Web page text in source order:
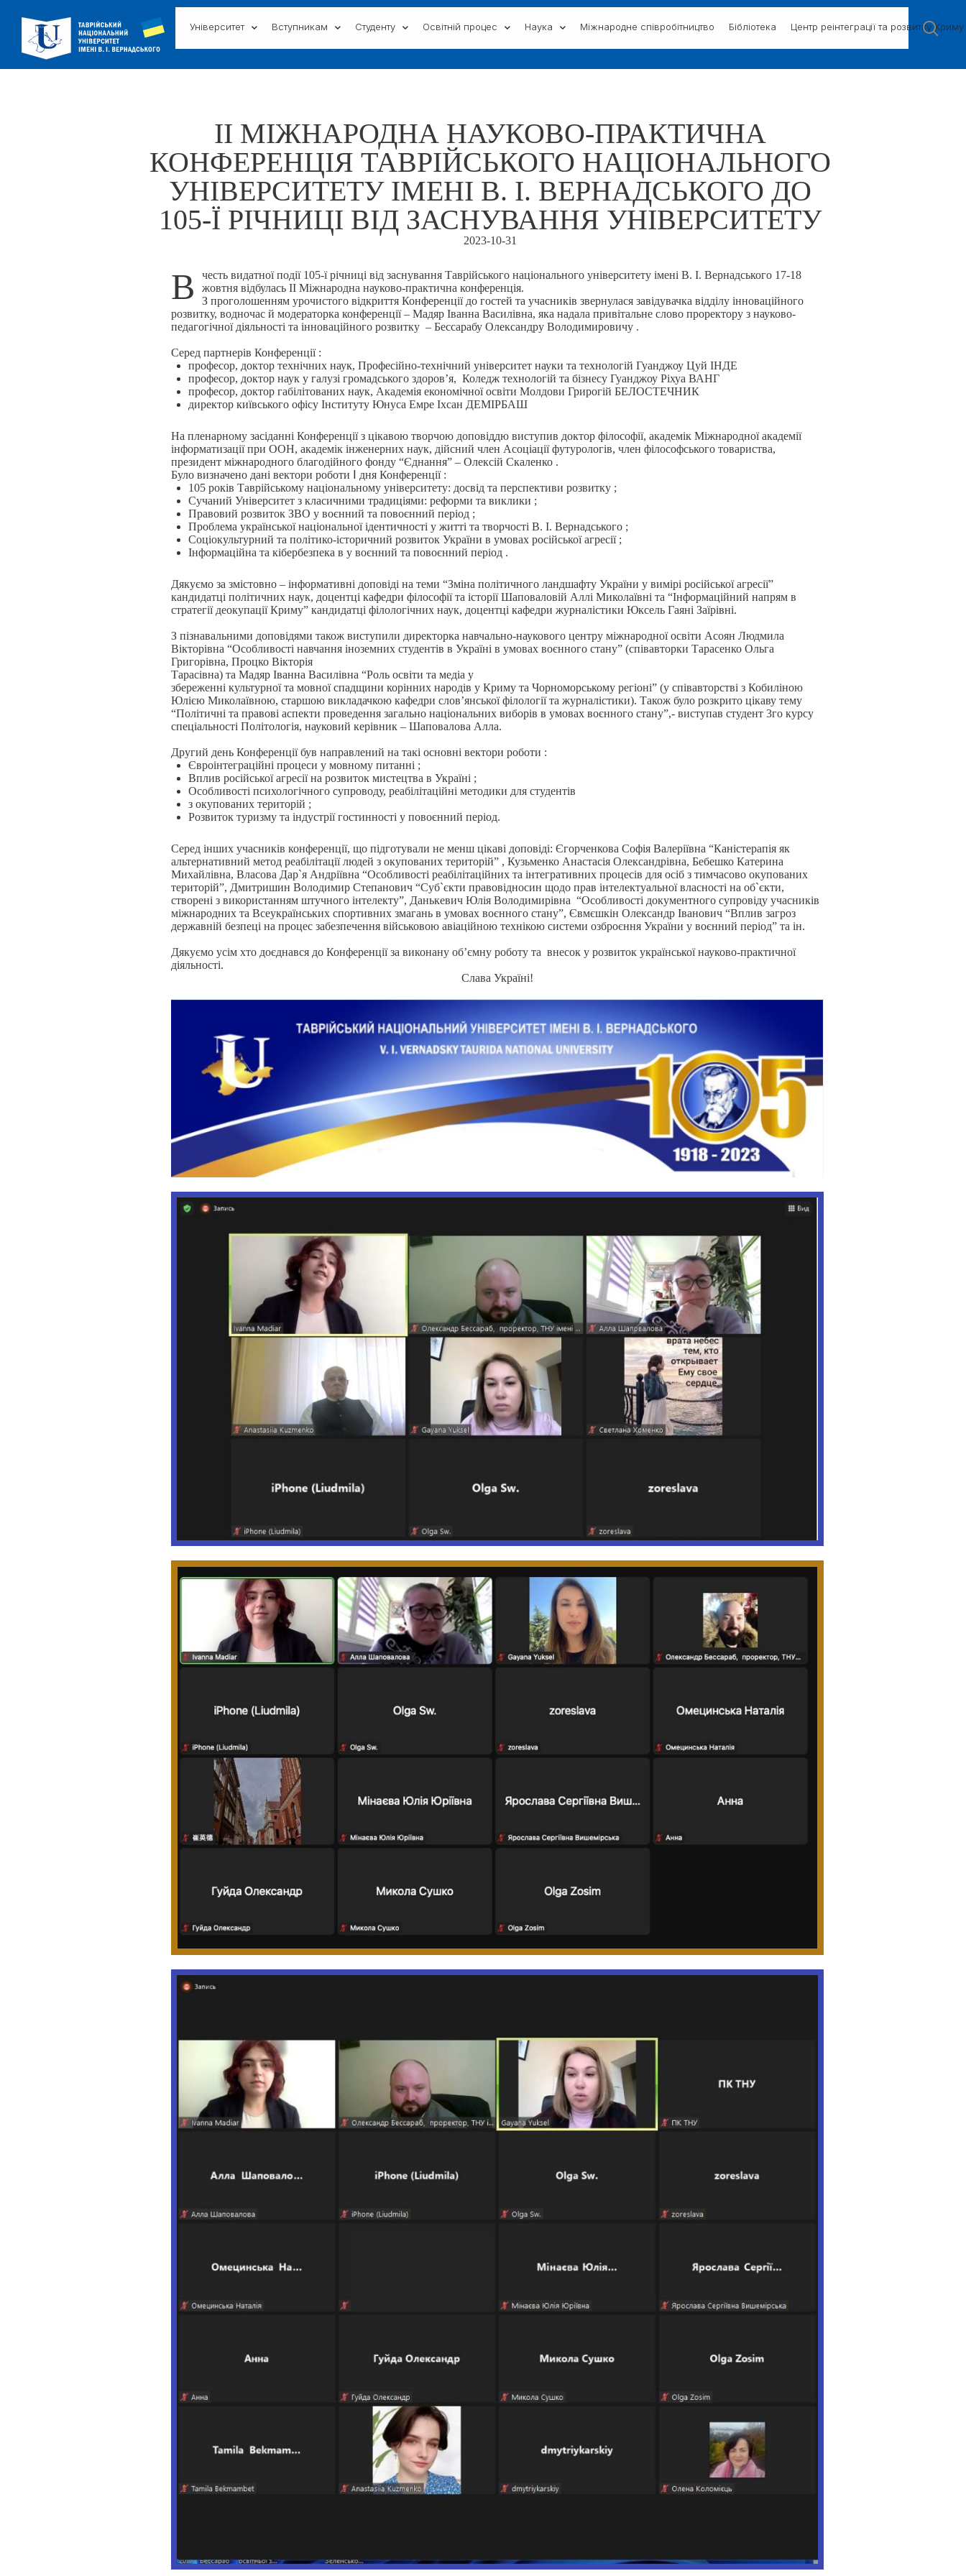
Університет Вступникам Студенту Освітній процес Наука Міжнародне співробітництво Бібліотека Центр реінтеграції та розвитку Криму
ІІ МІЖНАРОДНА НАУКОВО-ПРАКТИЧНА
КОНФЕРЕНЦІЯ ТАВРІЙСЬКОГО НАЦІОНАЛЬНОГО
УНІВЕРСИТЕТУ ІМЕНІ В. І. ВЕРНАДСЬКОГО ДО
105-Ї РІЧНИЦІ ВІД ЗАСНУВАННЯ УНІВЕРСИТЕТУ
2023-10-31
В
честь видатної події 105-ї річниці від заснування Таврійського національного університету імені В. І. Вернадського 17-18
жовтня відбулась ІІ Міжнародна науково-практична конференція.
З проголошенням урочистого відкриття Конференції до гостей та учасників звернулася завідувачка відділу інноваційного
розвитку, водночас й модераторка конференції – Мадяр Іванна Василівна, яка надала привітальне слово проректору з науково-
педагогічної діяльності та інноваційного розвитку – Бессарабу Олександру Володимировичу .
Серед партнерів Конференції :
професор, доктор технічних наук, Професійно-технічний університет науки та технологій Гуанджоу Цуй ІНДЕ
професор, доктор наук у галузі громадського здоров’я, Коледж технологій та бізнесу Гуанджоу Ріхуа ВАНГ
професор, доктор габілітованих наук, Академія економічної освіти Молдови Грирогій БЕЛОСТЕЧНИК
директор київського офісу Інституту Юнуса Емре Іхсан ДЕМІРБАШ
На пленарному засіданні Конференції з цікавою творчою доповіддю виступив доктор філософії, академік Міжнародної академії
інформатизації при ООН, академік інженерних наук, дійсний член Асоціації футурологів, член філософського товариства,
президент міжнародного благодійного фонду “Єднання” – Олексій Скаленко .
Було визначено дані вектори роботи Ⅰ дня Конференції :
105 років Таврійському національному університету: досвід та перспективи розвитку ;
Сучаний Університет з класичними традиціями: реформи та виклики ;
Правовий розвиток ЗВО у воєнний та повоєнний період ;
Проблема української національної ідентичності у житті та творчості В. І. Вернадського ;
Соціокультурний та політико-історичний розвиток України в умовах російської агресії ;
Інформаційна та кібербезпека в у воєнний та повоєнний період .
Дякуємо за змістовно – інформативні доповіді на теми “Зміна політичного ландшафту України у вимірі російської агресії”
кандидатці політичних наук, доцентці кафедри філософії та історії Шаповаловій Аллі Миколаївні та “Інформаційний напрям в
стратегії деокупації Криму” кандидатці філологічних наук, доцентці кафедри журналістики Юксель Гаяні Заїрівні.
З пізнавальними доповідями також виступили директорка навчально-наукового центру міжнародної освіти Асоян Людмила
Вікторівна “Особливості навчання іноземних студентів в Україні в умовах воєнного стану” (співавторки Тарасенко Ольга
Григорівна, Процко Вікторія
Тарасівна) та Мадяр Іванна Василівна “Роль освіти та медіа у
збереженні культурної та мовної спадщини корінних народів у Криму та Чорноморському регіоні” (у співавторстві з Кобиліною
Юлією Миколаївною, старшою викладачкою кафедри слов’янської філології та журналістики). Також було розкрито цікаву тему
“Політичні та правові аспекти проведення загально національних виборів в умовах воєнного стану”,- виступав студент 3го курсу
спеціальності Політологія, науковий керівник – Шаповалова Алла.
Другий день Конференції був направлений на такі основні вектори роботи :
Євроінтеграційні процеси у мовному питанні ;
Вплив російської агресії на розвиток мистецтва в Україні ;
Особливості психологічного супроводу, реабілітаційні методики для студентів
з окупованих територій ;
Розвиток туризму та індустрії гостинності у повоєнний період.
Серед інших учасників конференції, що підготували не менш цікаві доповіді: Єгорченкова Софія Валеріївна “Каністерапія як
альтернативний метод реабілітації людей з окупованих територій” , Кузьменко Анастасія Олександрівна, Бебешко Катерина
Михайлівна, Власова Дар`я Андріївна “Особливості реабілітаційних та інтегративних процесів для осіб з тимчасово окупованих
територій”, Дмитришин Володимир Степанович “Суб`єкти правовідносин щодо прав інтелектуальної власності на об`єкти,
створені з використанням штучного інтелекту”, Данькевич Юлія Володимирівна “Особливості документного супровіду учасників
міжнародних та Всеукраїнських спортивних змагань в умовах воєнного стану”, Євмєшкін Олександр Іванович “Вплив загроз
державній безпеці на процес забезпечення військовою авіаційною технікою системи озброєння України у воєнний період” та ін.
Дякуємо усім хто доєднався до Конференції за виконану об’ємну роботу та внесок у розвиток української науково-практичної
діяльності.
Слава Україні!